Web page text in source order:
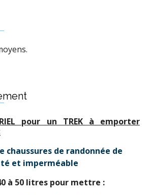
pour un TREK à emporter
chaussures de randonnée de
et imperméable
à 50 litres pour mettre :